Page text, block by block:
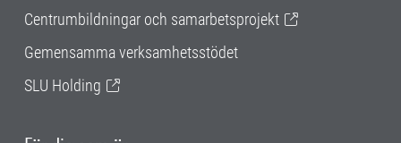
Centrumbildningar och samarbetsprojekt
Gemensamma verksamhetsstödet
SLU Holding